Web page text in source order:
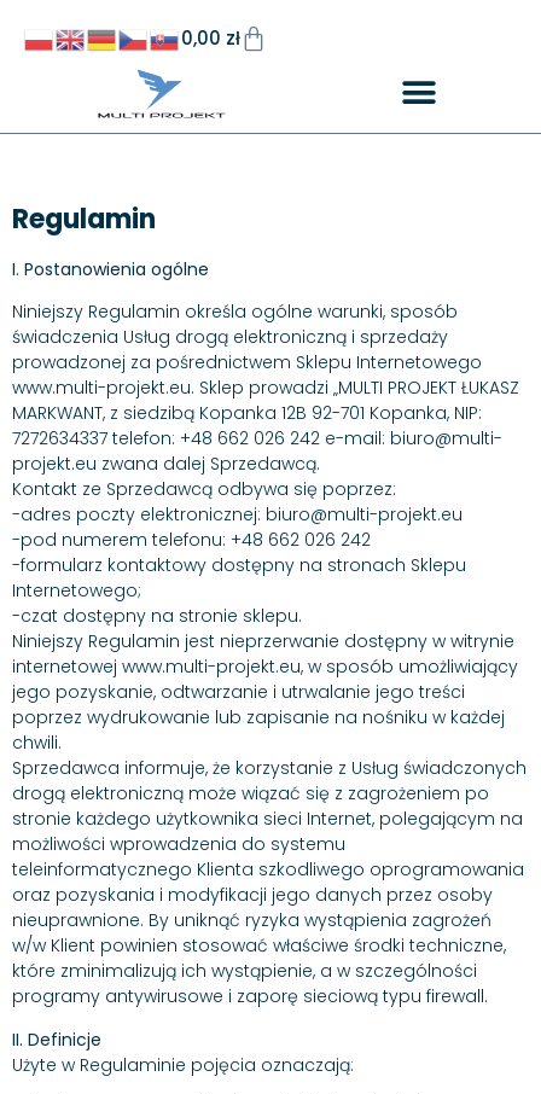
0,00 zł
Regulamin
I. Postanowienia ogólne
Niniejszy Regulamin określa ogólne warunki, sposób
świadczenia Usług drogą elektroniczną i sprzedaży
prowadzonej za pośrednictwem Sklepu Internetowego
www.multi-projekt.eu. Sklep prowadzi „MULTI PROJEKT ŁUKASZ
MARKWANT, z siedzibą Kopanka 12B 92-701 Kopanka, NIP:
7272634337 telefon: +48 662 026 242 e-mail: biuro@multi-
projekt.eu zwana dalej Sprzedawcą.
Kontakt ze Sprzedawcą odbywa się poprzez:
-adres poczty elektronicznej: biuro@multi-projekt.eu
-pod numerem telefonu: +48 662 026 242
-formularz kontaktowy dostępny na stronach Sklepu
Internetowego;
-czat dostępny na stronie sklepu.
Niniejszy Regulamin jest nieprzerwanie dostępny w witrynie
internetowej www.multi-projekt.eu, w sposób umożliwiający
jego pozyskanie, odtwarzanie i utrwalanie jego treści
poprzez wydrukowanie lub zapisanie na nośniku w każdej
chwili.
Sprzedawca informuje, że korzystanie z Usług świadczonych
drogą elektroniczną może wiązać się z zagrożeniem po
stronie każdego użytkownika sieci Internet, polegającym na
możliwości wprowadzenia do systemu
teleinformatycznego Klienta szkodliwego oprogramowania
oraz pozyskania i modyfikacji jego danych przez osoby
nieuprawnione. By uniknąć ryzyka wystąpienia zagrożeń
w/w Klient powinien stosować właściwe środki techniczne,
które zminimalizują ich wystąpienie, a w szczególności
programy antywirusowe i zaporę sieciową typu firewall.
II. Definicje
Użyte w Regulaminie pojęcia oznaczają: